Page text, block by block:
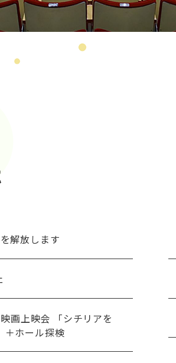
解放します
画上映会 「シチリアを
＋ホール探検